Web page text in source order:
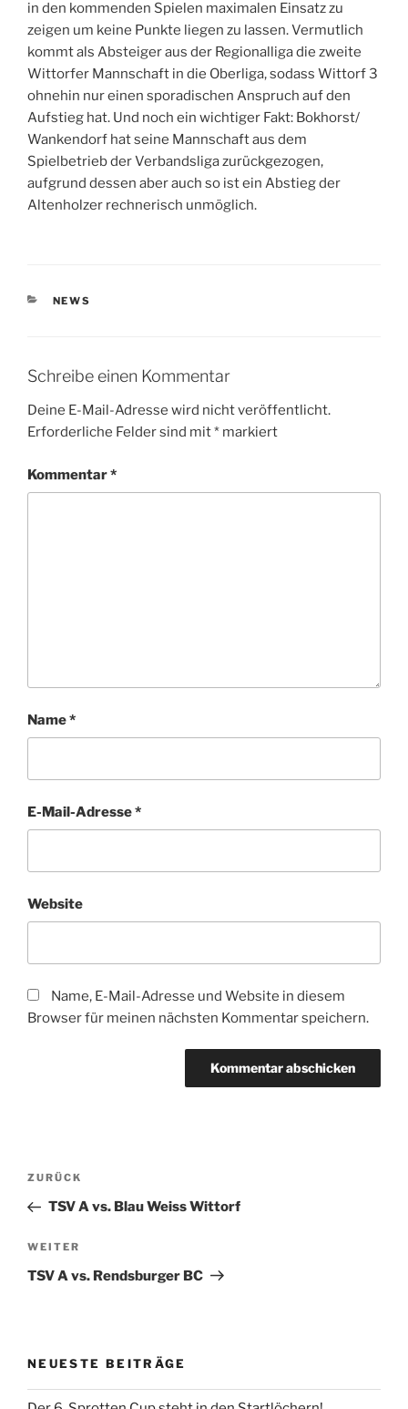
in den kommenden Spielen maximalen Einsatz zu
zeigen um keine Punkte liegen zu lassen. Vermutlich
kommt als Absteiger aus der Regionalliga die zweite
Wittorfer Mannschaft in die Oberliga, sodass Wittorf 3
ohnehin nur einen sporadischen Anspruch auf den
Aufstieg hat. Und noch ein wichtiger Fakt: Bokhorst/
Wankendorf hat seine Mannschaft aus dem
Spielbetrieb der Verbandsliga zurückgezogen,
aufgrund dessen aber auch so ist ein Abstieg der
Altenholzer rechnerisch unmöglich.
KATEGORIEN
NEWS
Schreibe einen Kommentar
Deine E-Mail-Adresse wird nicht veröffentlicht.
Erforderliche Felder sind mit* markiert
Kommentar*
Name*
E-Mail-Adresse*
Website
Name, E-Mail-Adresse und Website in diesem
Browser für meinen nächsten Kommentar speichern.
Beitragsnavigation
Vorheriger
Beitrag
ZURÜCK
TSV A vs. Blau Weiss Wittorf
Nächster
Beitrag
WEITER
TSV A vs. Rendsburger BC
NEUESTE BEITRÄGE